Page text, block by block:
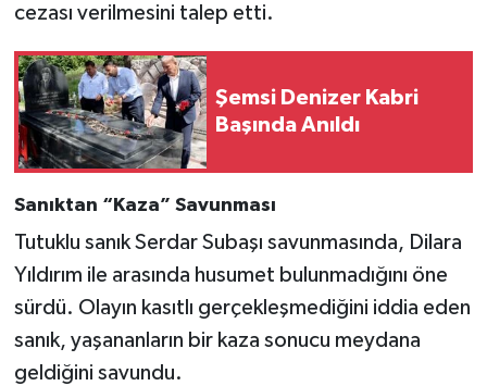
cezası verilmesini talep etti.
Şemsi Denizer Kabri
Başında Anıldı
Sanıktan “Kaza” Savunması
Tutuklu sanık Serdar Subaşı savunmasında, Dilara
Yıldırım ile arasında husumet bulunmadığını öne
sürdü. Olayın kasıtlı gerçekleşmediğini iddia eden
sanık, yaşananların bir kaza sonucu meydana
geldiğini savundu.